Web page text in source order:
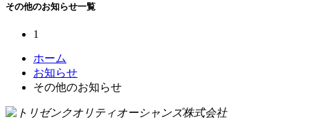
その他のお知らせ一覧
1
ホーム
お知らせ
その他のお知らせ